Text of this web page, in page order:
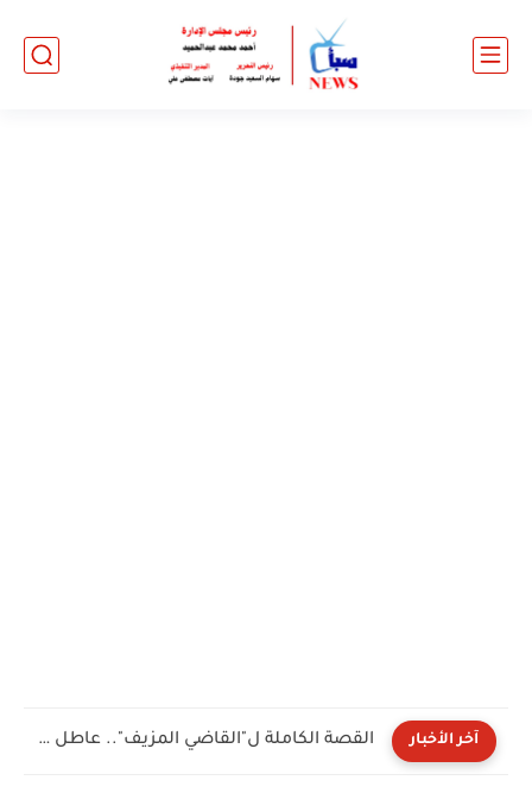
آخر الأخبار بعد عام من المراجعة.. هند عصام فهمي تجتاز السرد الكامل...